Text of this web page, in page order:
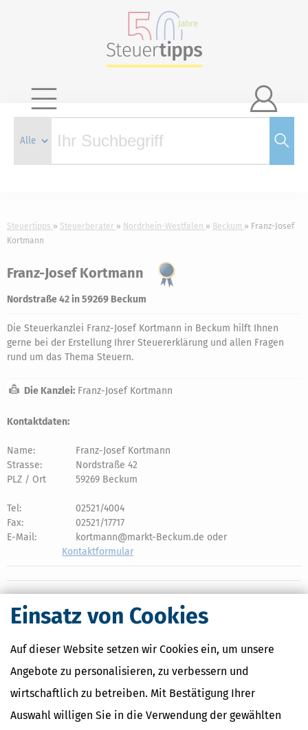
Einsatz von Cookies
Auf dieser Website setzen wir Cookies ein, um unsere
Angebote zu personalisieren, zu verbessern und
wirtschaftlich zu betreiben. Mit Bestätigung Ihrer
Auswahl willigen Sie in die Verwendung der gewählten

Steuertipps Steuerberater Nordrhein-Westfalen Beckum
Franz-Josef
Kortmann
Franz-Josef Kortmann
Nordstraße 42 in 59269 Beckum
Die Steuerkanzlei Franz-Josef Kortmann in Beckum hilft Ihnen
gerne bei der Erstellung Ihrer Steuererklärung und allen Fragen
rund um das Thema Steuern.
Die Kanzlei: Franz-Josef Kortmann
Kontaktdaten:
Name:
Franz-Josef Kortmann
Strasse:
Nordstraße 42
PLZ / Ort
59269 Beckum
Tel:
02521/4004
Fax:
02521/17717
E-Mail:
kortmann@markt-Beckum.de oder
Kontaktformular